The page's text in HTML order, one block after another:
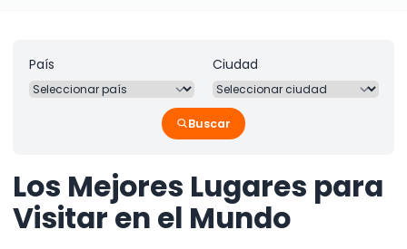
País Ciudad
Buscar
Los Mejores Lugares para
Visitar en el Mundo